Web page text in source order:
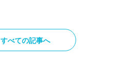
すべての記事へ